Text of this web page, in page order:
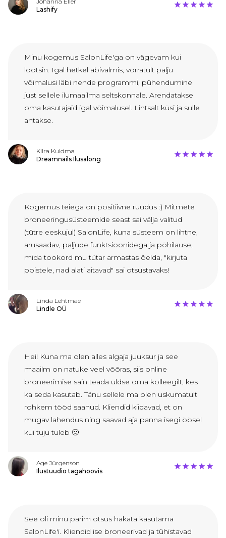
Lashify
Minu kogemus SalonLife'ga on vägevam kui
lootsin. Igal hetkel abivalmis, võrratult palju
võimalusi läbi nende programmi, pühendumine
just sellele ilumaailma seltskonnale. Arendatakse
oma kasutajaid igal võimalusel. Lihtsalt küsi ja sulle
antakse.
Kiira Kuldma
Dreamnails Ilusalong
Kogemus teiega on positiivne ruudus :) Mitmete
broneeringusüsteemide seast sai välja valitud
(tütre eeskujul) SalonLife, kuna süsteem on lihtne,
arusaadav, paljude funktsioonidega ja põhilause,
mida tookord mu tütar armastas öelda, "kirjuta
poistele, nad alati aitavad" sai otsustavaks!
Linda Lehtmae
Lindle OÜ
Hei! Kuna ma olen alles algaja juuksur ja see
maailm on natuke veel võõras, siis online
broneerimise sain teada üldse oma kolleegilt, kes
ka seda kasutab. Tänu sellele ma olen uskumatult
rohkem tööd saanud. Kliendid kiidavad, et on
mugav lahendus ning saavad aja panna isegi öösel
kui tuju tuleb 🙂
Age Jürgenson
Ilustuudio tagahoovis
See oli minu parim otsus hakata kasutama
SalonLife'i. Kliendid ise broneerivad ja tühistavad